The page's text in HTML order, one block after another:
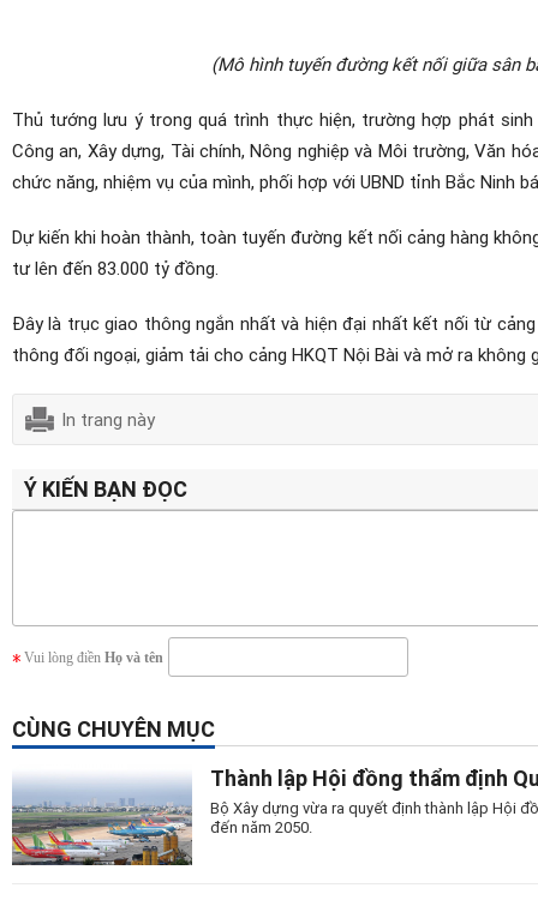
(Mô hình tuyến đường kết nối giữa sân
Thủ tướng lưu ý trong quá trình thực hiện, trường hợp phát
Công an, Xây dựng, Tài chính, Nông nghiệp và Môi trường, Văn
chức năng, nhiệm vụ của mình, phối hợp với UBND tỉnh Bắc Ninh
Dự kiến khi hoàn thành, toàn tuyến đường kết nối cảng hàng
tư lên đến 83.000 tỷ đồng.
Đây là trục giao thông ngắn nhất và hiện đại nhất kết nối từ
thông đối ngoại, giảm tải cho cảng HKQT Nội Bài và mở ra
In trang này
Ý KIẾN BẠN ĐỌC
Vui lòng điền Họ và tên
CÙNG CHUYÊN MỤC
Thành lập Hội đồng thẩm định
Bộ Xây dựng vừa ra quyết định thành lập Hội
đến năm 2050.